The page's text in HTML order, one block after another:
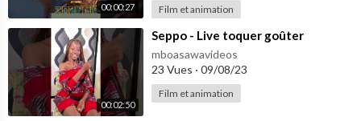
00:00:27 Film et animation
00:02:50
⁣Seppo - Live toquer goûter
mboasawavideos
23 Vues · 09/08/23
Film et animation